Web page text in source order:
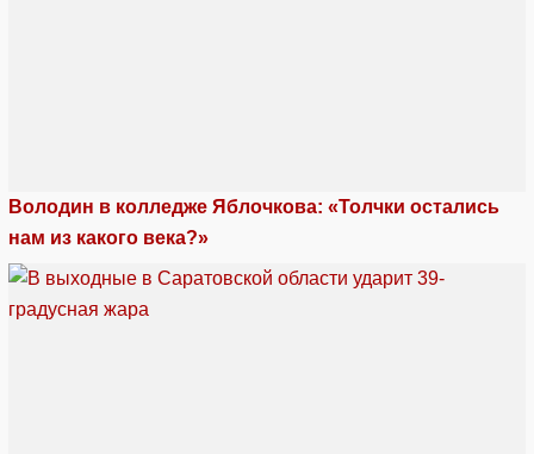
Володин в колледже Яблочкова: «Толчки остались
нам из какого века?»